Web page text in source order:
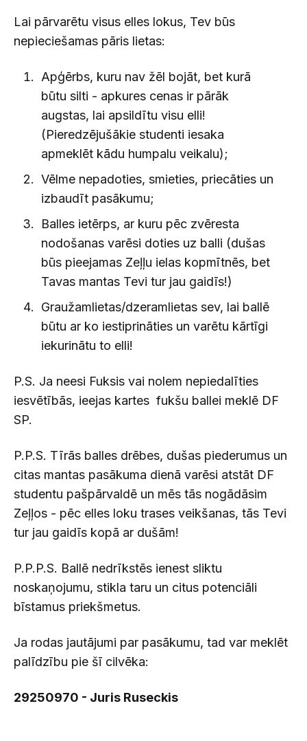
Lai pārvarētu visus elles lokus, Tev būs
nepieciešamas pāris lietas:
Apģērbs, kuru nav žēl bojāt, bet kurā
būtu silti - apkures cenas ir pārāk
augstas, lai apsildītu visu elli!
(Pieredzējušākie studenti iesaka
apmeklēt kādu humpalu veikalu);
Vēlme nepadoties, smieties, priecāties un
izbaudīt pasākumu;
Balles ietērps, ar kuru pēc zvēresta
nodošanas varēsi doties uz balli (dušas
būs pieejamas Zeļļu ielas kopmītnēs, bet
Tavas mantas Tevi tur jau gaidīs!)
Graužamlietas/dzeramlietas sev, lai ballē
būtu ar ko iestiprināties un varētu kārtīgi
iekurinātu to elli!
P.S. Ja neesi Fuksis vai nolem nepiedalīties
iesvētībās, ieejas kartes fukšu ballei meklē DF
SP.
P.P.S. Tīrās balles drēbes, dušas piederumus un
citas mantas pasākuma dienā varēsi atstāt DF
studentu pašpārvaldē un mēs tās nogādāsim
Zeļļos - pēc elles loku trases veikšanas, tās Tevi
tur jau gaidīs kopā ar dušām!
P.P.P.S. Ballē nedrīkstēs ienest sliktu
noskaņojumu, stikla taru un citus potenciāli
bīstamus priekšmetus.
Ja rodas jautājumi par pasākumu, tad var meklēt
palīdzību pie šī cilvēka:
29250970 - Juris Ruseckis